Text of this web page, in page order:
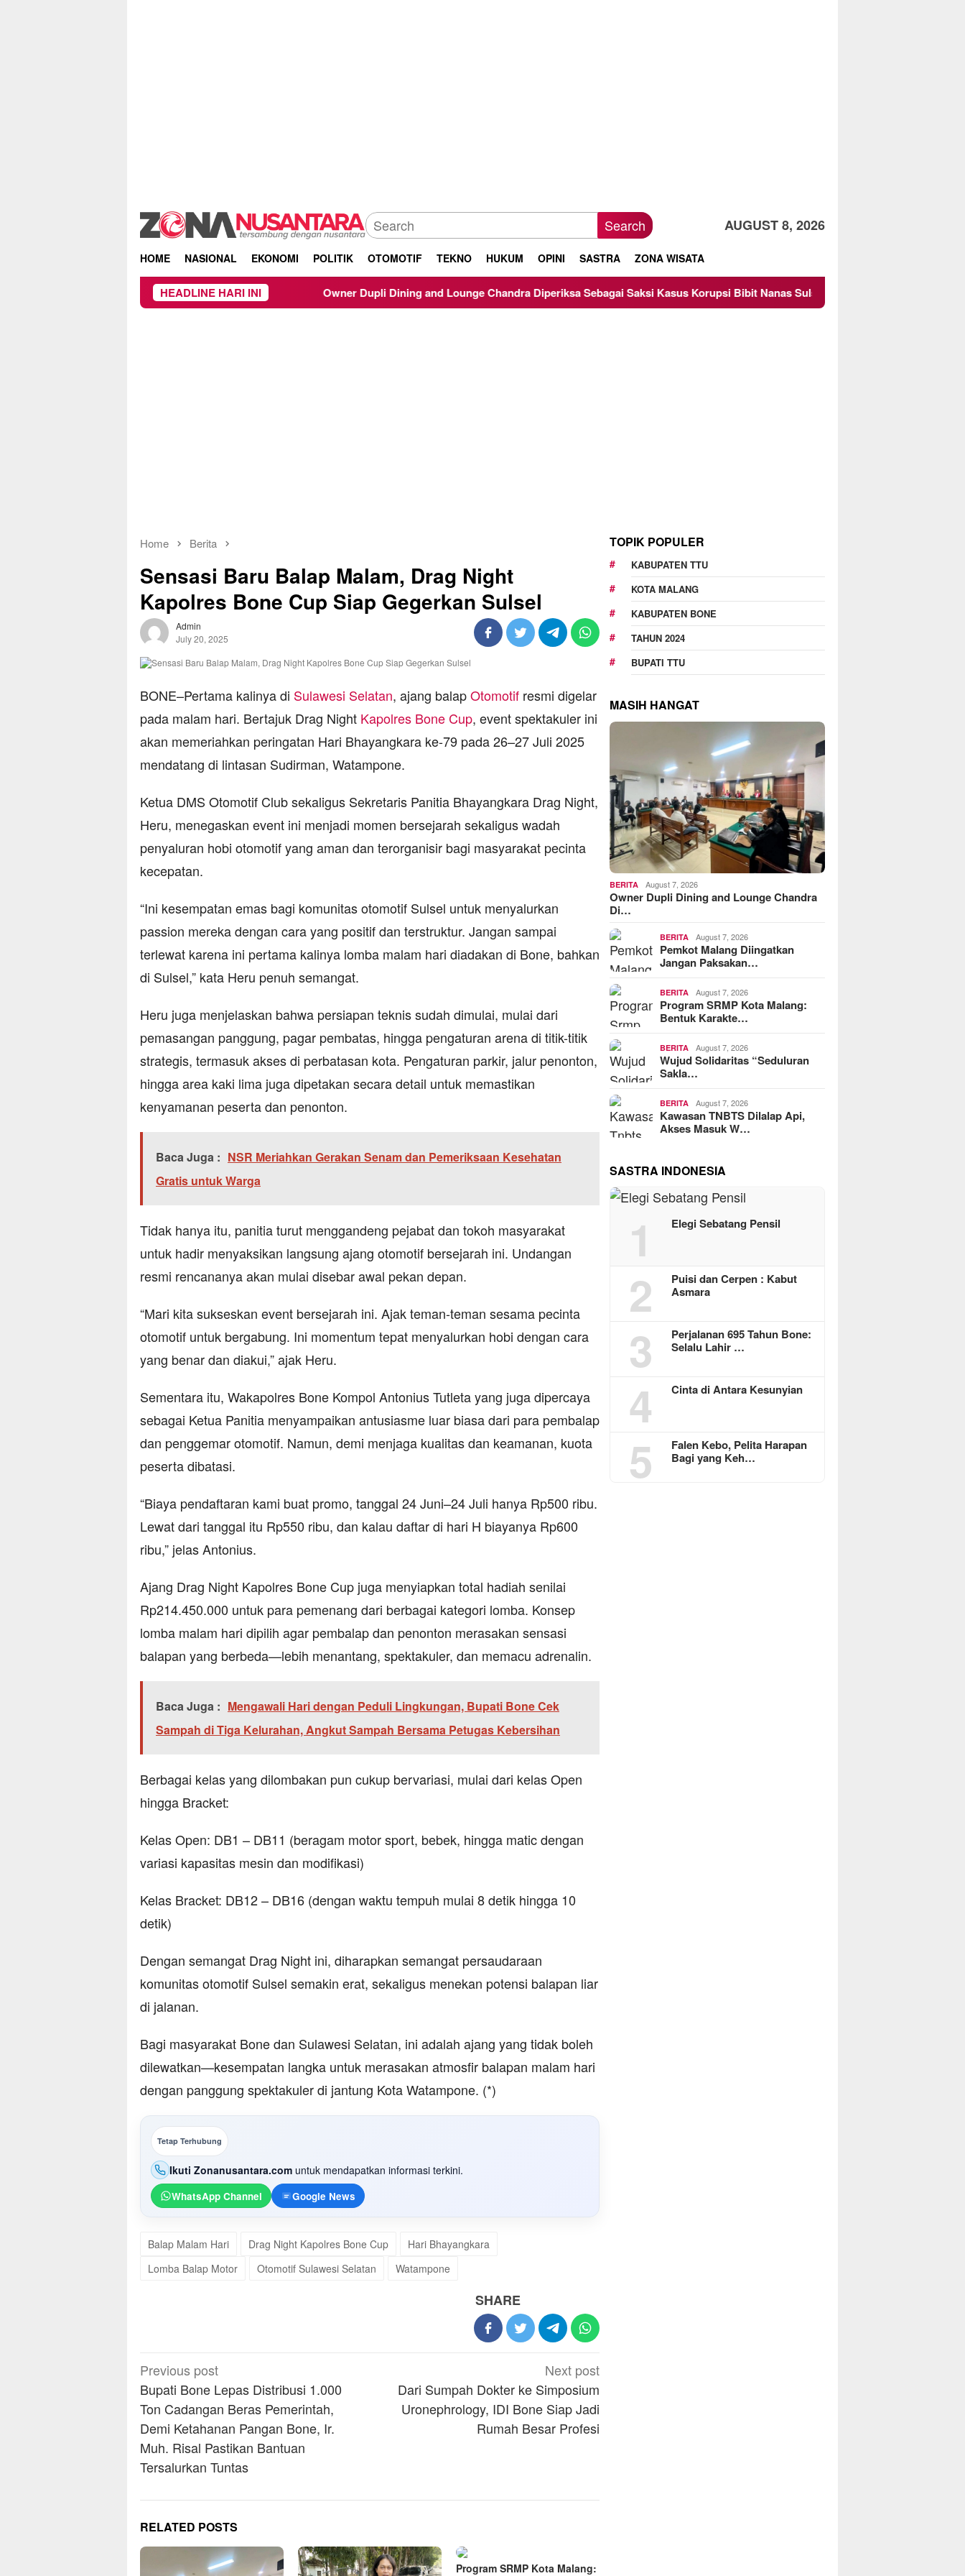
Search AUGUST 8, 2026
HOME NASIONAL EKONOMI POLITIK OTOMOTIF TEKNO HUKUM OPINI SASTRA ZONA WISATA
HEADLINE HARI INIOwner Dupli Dining and Lounge Chandra Diperiksa Sebagai Saksi Kasus Korupsi Bibit Nanas Sulsel Rp 52,4 Miliar
Home Berita
Sensasi Baru Balap Malam, Drag Night
Kapolres Bone Cup Siap Gegerkan Sulsel
Admin
July 20, 2025
BONE–Pertama kalinya di Sulawesi Selatan, ajang balapOtomotif resmi digelar
pada malam hari. Bertajuk Drag Night Kapolres Bone Cup, event spektakuler ini
akan memeriahkan peringatan Hari Bhayangkara ke-79 pada 26–27 Juli 2025
mendatang di lintasan Sudirman, Watampone.
Ketua DMS Otomotif Club sekaligus Sekretaris Panitia Bhayangkara Drag Night,
Heru, menegaskan event ini menjadi momen bersejarah sekaligus wadah
penyaluran hobi otomotif yang aman dan terorganisir bagi masyarakat pecinta
kecepatan.
“Ini kesempatan emas bagi komunitas otomotif Sulsel untuk menyalurkan
passion mereka dengan cara yang positif dan terstruktur. Jangan sampai
terlewat karena ini pertama kalinya lomba malam hari diadakan di Bone, bahkan
di Sulsel,” kata Heru penuh semangat.
Heru juga menjelaskan bahwa persiapan teknis sudah dimulai, mulai dari
pemasangan panggung, pagar pembatas, hingga pengaturan arena di titik-titik
strategis, termasuk akses di perbatasan kota. Pengaturan parkir, jalur penonton,
hingga area kaki lima juga dipetakan secara detail untuk memastikan
kenyamanan peserta dan penonton.
Baca Juga : NSR Meriahkan Gerakan Senam dan Pemeriksaan Kesehatan
Gratis untuk Warga
Tidak hanya itu, panitia turut menggandeng pejabat dan tokoh masyarakat
untuk hadir menyaksikan langsung ajang otomotif bersejarah ini. Undangan
resmi rencananya akan mulai disebar awal pekan depan.
“Mari kita sukseskan event bersejarah ini. Ajak teman-teman sesama pecinta
otomotif untuk bergabung. Ini momentum tepat menyalurkan hobi dengan cara
yang benar dan diakui,” ajak Heru.
Sementara itu, Wakapolres Bone Kompol Antonius Tutleta yang juga dipercaya
sebagai Ketua Panitia menyampaikan antusiasme luar biasa dari para pembalap
dan penggemar otomotif. Namun, demi menjaga kualitas dan keamanan, kuota
peserta dibatasi.
“Biaya pendaftaran kami buat promo, tanggal 24 Juni–24 Juli hanya Rp500 ribu.
Lewat dari tanggal itu Rp550 ribu, dan kalau daftar di hari H biayanya Rp600
ribu,” jelas Antonius.
Ajang Drag Night Kapolres Bone Cup juga menyiapkan total hadiah senilai
Rp214.450.000 untuk para pemenang dari berbagai kategori lomba. Konsep
lomba malam hari dipilih agar pembalap dan penonton merasakan sensasi
balapan yang berbeda—lebih menantang, spektakuler, dan memacu adrenalin.
Baca Juga : Mengawali Hari dengan Peduli Lingkungan, Bupati Bone Cek
Sampah di Tiga Kelurahan, Angkut Sampah Bersama Petugas Kebersihan
Berbagai kelas yang dilombakan pun cukup bervariasi, mulai dari kelas Open
hingga Bracket:
Kelas Open: DB1 – DB11 (beragam motor sport, bebek, hingga matic dengan
variasi kapasitas mesin dan modifikasi)
Kelas Bracket: DB12 – DB16 (dengan waktu tempuh mulai 8 detik hingga 10
detik)
Dengan semangat Drag Night ini, diharapkan semangat persaudaraan
komunitas otomotif Sulsel semakin erat, sekaligus menekan potensi balapan liar
di jalanan.
Bagi masyarakat Bone dan Sulawesi Selatan, ini adalah ajang yang tidak boleh
dilewatkan—kesempatan langka untuk merasakan atmosfir balapan malam hari
dengan panggung spektakuler di jantung Kota Watampone. (*)
Tetap Terhubung
Ikuti Zonanusantara.com untuk mendapatkan informasi terkini.
WhatsApp Channel Google News
Balap Malam Hari Drag Night Kapolres Bone Cup
Hari Bhayangkara
Lomba Balap Motor
Otomotif Sulawesi Selatan Watampone
SHARE
Post
navigation
Previous post
Bupati Bone Lepas Distribusi 1.000
Ton Cadangan Beras Pemerintah,
Demi Ketahanan Pangan Bone, Ir.
Muh. Risal Pastikan Bantuan
Tersalurkan Tuntas
Next post
Dari Sumpah Dokter ke Simposium
Uronephrology, IDI Bone Siap Jadi
Rumah Besar Profesi
RELATED POSTS
Program SRMP Kota Malang:
TOPIK POPULER
KABUPATEN TTU
KOTA MALANG
KABUPATEN BONE
TAHUN 2024
BUPATI TTU
MASIH HANGAT
BERITA August 7, 2026
Owner Dupli Dining and Lounge Chandra
Di…
BERITA August 7, 2026
Pemkot Malang Diingatkan
Jangan Paksakan…
BERITA August 7, 2026
Program SRMP Kota Malang:
Bentuk Karakte…
BERITA August 7, 2026
Wujud Solidaritas “Seduluran
Sakla…
BERITA August 7, 2026
Kawasan TNBTS Dilalap Api,
Akses Masuk W…
SASTRA INDONESIA
1 Elegi Sebatang Pensil
2
Puisi dan Cerpen : Kabut
Asmara
3
Perjalanan 695 Tahun Bone:
Selalu Lahir …
4 Cinta di Antara Kesunyian
5
Falen Kebo, Pelita Harapan
Bagi yang Keh…